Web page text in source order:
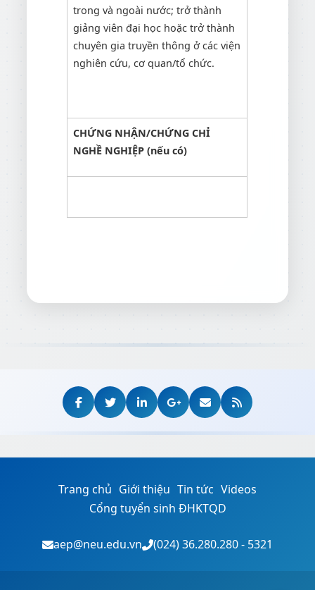
trong và ngoài nước; trở thành
giảng viên đại học hoặc trở thành
chuyên gia truyền thông ở các viện
nghiên cứu, cơ quan/tổ chức.
CHỨNG NHẬN/CHỨNG CHỈ
NGHỀ NGHIỆP (nếu có)
Trang chủ Giới thiệu Tin tức Videos
Cổng tuyển sinh ĐHKTQD
aep@neu.edu.vn (024) 36.280.280 - 5321